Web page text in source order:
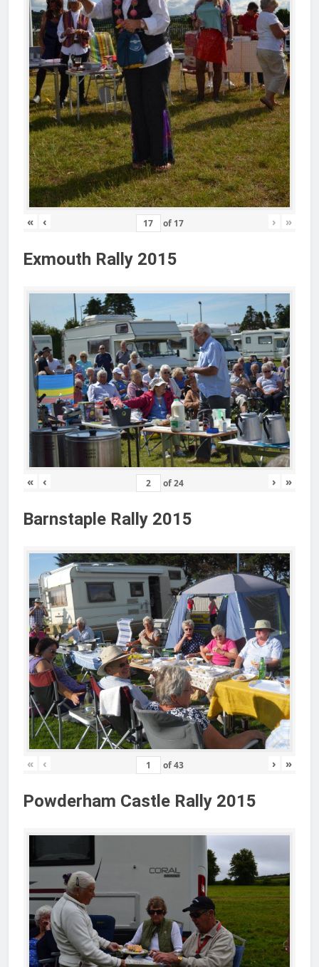
« ‹ of 17 › »
Exmouth Rally 2015
« ‹ of24 › »
Barnstaple Rally 2015
« ‹ of43 › »
Powderham Castle Rally 2015